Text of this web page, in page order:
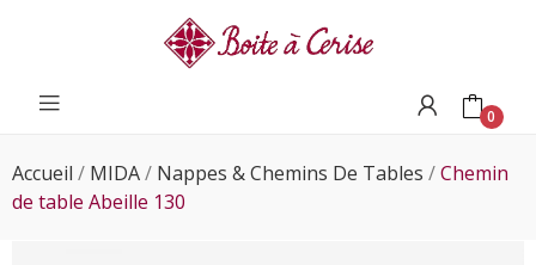
0
Accueil MIDA Nappes & Chemins De Tables
Chemin
de table Abeille 130